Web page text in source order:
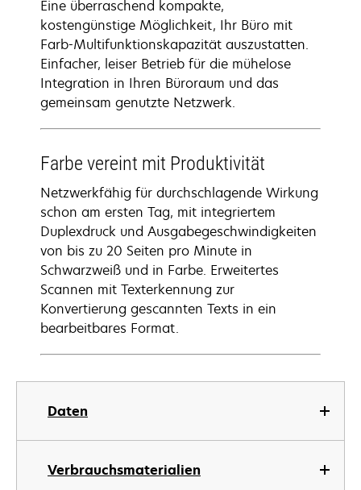
Daten
Verbrauchsmaterialien
Eine überraschend kompakte,
kostengünstige Möglichkeit, Ihr Büro mit
Farb-Multifunktionskapazität auszustatten.
Einfacher, leiser Betrieb für die mühelose
Integration in Ihren Büroraum und das
gemeinsam genutzte Netzwerk.
Farbe vereint mit Produktivität
Netzwerkfähig für durchschlagende Wirkung
schon am ersten Tag, mit integriertem
Duplexdruck und Ausgabegeschwindigkeiten
von bis zu 20 Seiten pro Minute in
Schwarzweiß und in Farbe. Erweitertes
Scannen mit Texterkennung zur
Konvertierung gescannten Texts in ein
bearbeitbares Format.